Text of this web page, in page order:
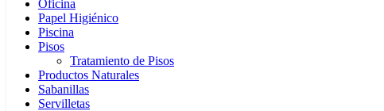
Oficina
Papel Higiénico
Piscina
Pisos
Tratamiento de Pisos
Productos Naturales
Sabanillas
Servilletas